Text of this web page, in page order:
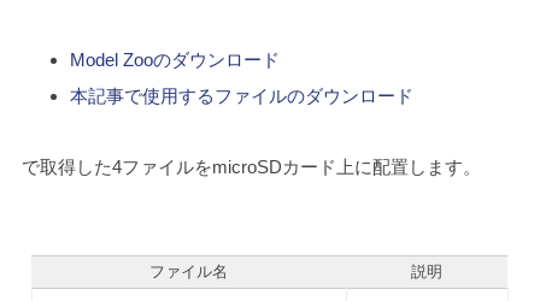
Model Zooのダウンロード
本記事で使用するファイルのダウンロード
で取得した4ファイルをmicroSDカード上に配置します。
ファイル名 説明